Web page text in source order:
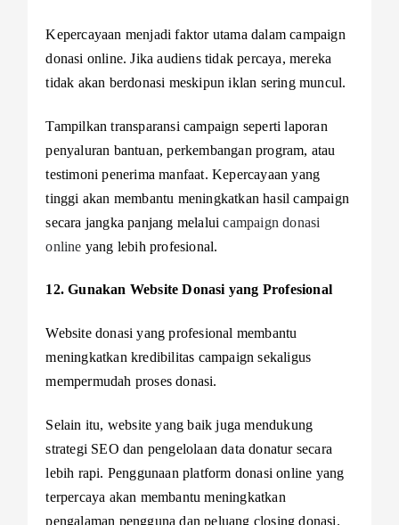
Kepercayaan menjadi faktor utama dalam campaign
donasi online. Jika audiens tidak percaya, mereka
tidak akan berdonasi meskipun iklan sering muncul.
Tampilkan transparansi campaign seperti laporan
penyaluran bantuan, perkembangan program, atau
testimoni penerima manfaat. Kepercayaan yang
tinggi akan membantu meningkatkan hasil campaign
secara jangka panjang melaluicampaign donasi
online yang lebih profesional.
12. Gunakan Website Donasi yang Profesional
Website donasi yang profesional membantu
meningkatkan kredibilitas campaign sekaligus
mempermudah proses donasi.
Selain itu, website yang baik juga mendukung
strategi SEO dan pengelolaan data donatur secara
lebih rapi. Penggunaan platform donasi online yang
terpercaya akan membantu meningkatkan
pengalaman pengguna dan peluang closing donasi.